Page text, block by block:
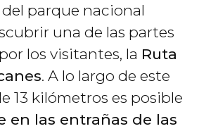
parque nacional
una de las partes
los visitantes, la Ruta
. A lo largo de este
13 kilómetros es posible
en las entrañas de las